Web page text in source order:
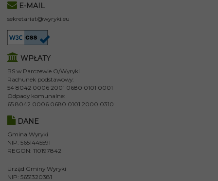
E-MAIL
sekretariat@wyryki.eu
WPŁATY
BS w Parczewie O/Wyryki
Rachunek podstawowy:
54 8042 0006 2001 0680 0101 0001
Odpady komunalne:
65 8042 0006 0680 0101 2000 0310
DANE
Gmina Wyryki
NIP: 5651445591
REGON: 110197842
Urząd Gminy Wyryki
NIP: 5651320381